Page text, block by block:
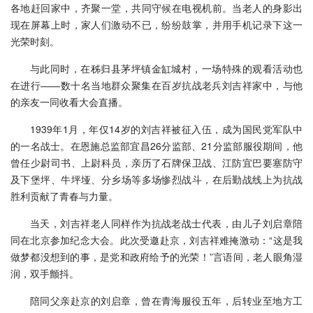
各地赶回家中，齐聚一堂，共同守候在电视机前。当老人的身影出
现在屏幕上时，家人们激动不已，纷纷鼓掌，并用手机记录下这一
光荣时刻。
与此同时，在秭归县茅坪镇金缸城村，一场特殊的观看活动也
在进行——数十名当地群众聚集在百岁抗战老兵刘吉祥家中，与他
的亲友一同收看大会直播。
1939年1月，年仅14岁的刘吉祥被征入伍，成为国民党军队中
的一名战士。在恩施总监部宜昌26分监部、21分监部服役期间，他
曾任少尉司书、上尉科员，亲历了石牌保卫战、江防宜巴要塞防守
及下堡坪、牛坪垭、分乡场等多场惨烈战斗，在后勤战线上为抗战
胜利贡献了青春与力量。
当天，刘吉祥老人同样作为抗战老战士代表，由儿子刘启章陪
同在北京参加纪念大会。此次受邀赴京，刘吉祥难掩激动：“这是我
做梦都没想到的事，是党和政府给予的光荣！”言语间，老人眼角湿
润，双手颤抖。
陪同父亲赴京的刘启章，曾在青海服役五年，后转业至地方工